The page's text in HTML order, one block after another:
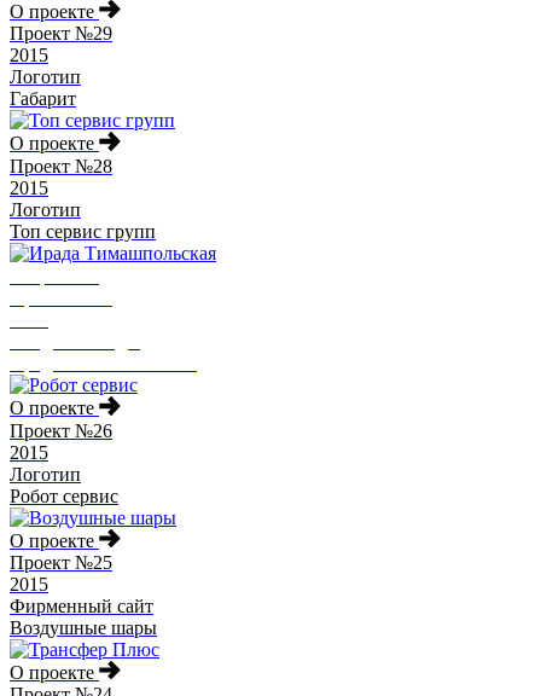
О проекте
Проект №29
2015
Логотип
Габарит
О проекте
Проект №28
2015
Логотип
Топ сервис групп
О проекте
Проект №26
2015
Логотип
Робот сервис
О проекте
Проект №25
2015
Фирменный сайт
Воздушные шары
О проекте